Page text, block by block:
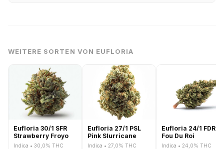
WEITERE SORTEN VON EUFLORIA
Eufloria 30/1 SFR
Strawberry Froyo
Indica • 30,0% THC
Eufloria 27/1 PSL
Pink Slurricane
Indica • 27,0% THC
Eufloria 24/1 FDR
Fou Du Roi
Indica • 24,0% THC